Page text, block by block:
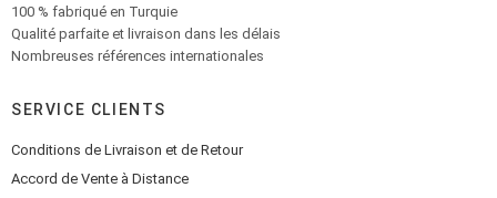
100 % fabriqué en Turquie
Qualité parfaite et livraison dans les délais
Nombreuses références internationales
SERVICE CLIENTS
Conditions de Livraison et de Retour
Accord de Vente à Distance